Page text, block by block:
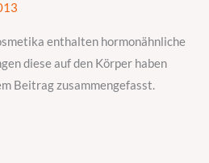
enthalten hormonähnliche
diese auf den Körper haben
Beitrag zusammengefasst.